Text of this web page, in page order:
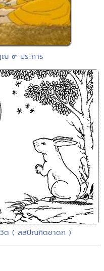
๙ ประการ
วิต ( สสปัณฑิตชาดก )